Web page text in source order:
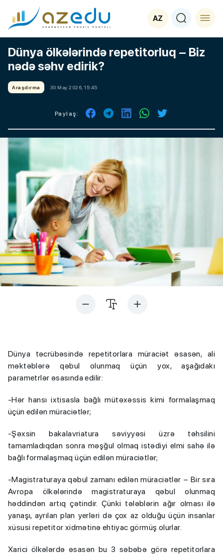
AZ
Dünya ölkələrində repetitorluq – Biz
nədə səhv edirik?
Araşdırma 30 May 2026, 15:45
Paylaş:
Dünya təcrübəsində repetitorlara müraciət əsasən, ali
məktəblərə qəbul olunmaq üçün yox, aşağıdakı
parametrlər əsasında edilir:
-Hər hansı ixtisasla bağlı mütəxəssis kimi formalaşmaq
üçün edilən müraciətlər;
-Şəxsin bakalavriatura səviyyəsi üzrə təhsilini
tamamladıqdan sonra məşğul olmaq istədiyi elmi sahə ilə
bağlı formalaşmaq üçün edilən müraciətlər;
-Magistraturaya qəbul zamanı edilən müraciətlər – Bir sıra
Avropa ölkələrində magistraturaya qəbul olunmaq
həddindən artıq çətindir. Çünki tələblərin ağır olması ilə
yanaşı, ayrılan plan yerləri də çox az olduğu üçün insanlar
xüsusi repetitor xidmətinə ehtiyac görmüş olurlar.
Xarici ölkələrdə əsasən bu 3 səbəbə görə repetitorlara